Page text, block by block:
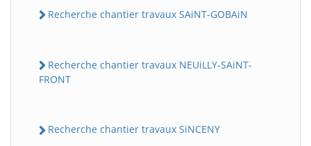
Recherche chantier travaux SAiNT-GOBAiN
Recherche chantier travaux NEUiLLY-SAiNT-
FRONT
Recherche chantier travaux SiNCENY